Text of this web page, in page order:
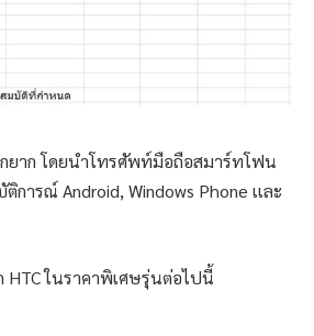
กยาก โดยนำโทรศัพท์มือถือสมาร์ทโฟน
การณ์ Android, Windows Phone เเละ
HTC ในราคาพิเศษรุ่นต่อไปนี้